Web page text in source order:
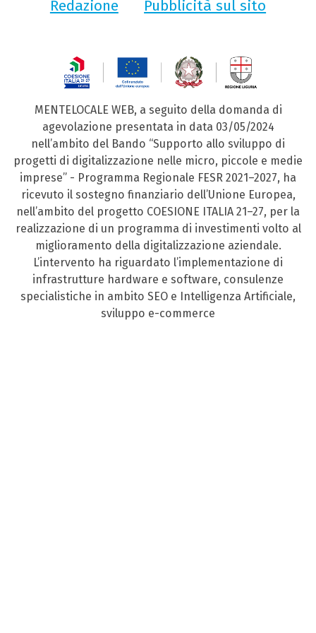
Redazione Pubblicità sul sito
MENTELOCALE WEB, a seguito della domanda di
agevolazione presentata in data 03/05/2024
nell’ambito del Bando “Supporto allo sviluppo di
progetti di digitalizzazione nelle micro, piccole e medie
imprese” - Programma Regionale FESR 2021–2027, ha
ricevuto il sostegno finanziario dell’Unione Europea,
nell’ambito del progetto COESIONE ITALIA 21–27, per la
realizzazione di un programma di investimenti volto al
miglioramento della digitalizzazione aziendale.
L’intervento ha riguardato l’implementazione di
infrastrutture hardware e software, consulenze
specialistiche in ambito SEO e Intelligenza Artificiale,
sviluppo e-commerce